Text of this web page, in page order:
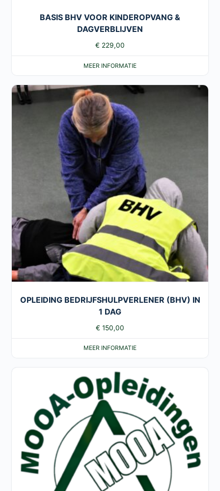
BASIS BHV VOOR KINDEROPVANG &
DAGVERBLIJVEN
€ 229,00
MEER INFORMATIE
OPLEIDING BEDRIJFSHULPVERLENER (BHV) IN
1 DAG
€ 150,00
MEER INFORMATIE